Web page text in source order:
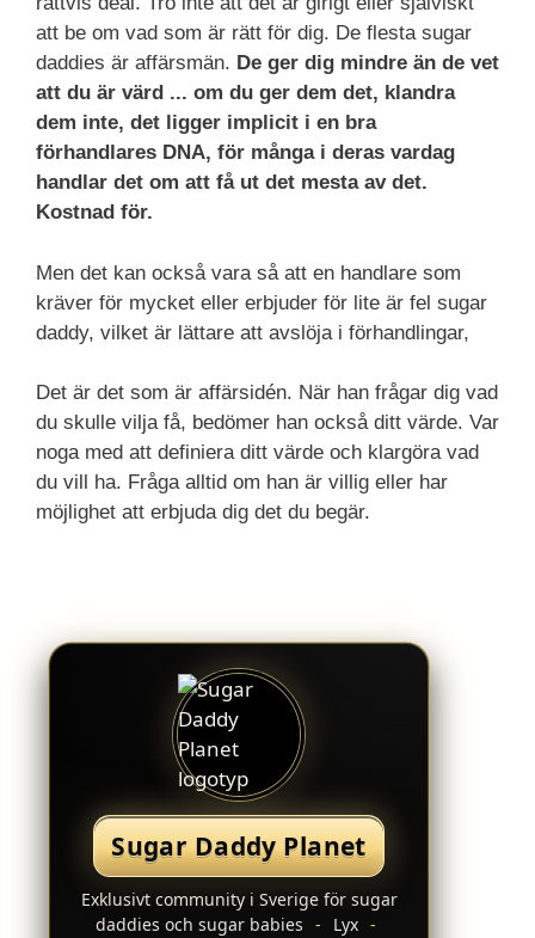
att be om vad som är rätt för dig. De flesta sugar
daddies är affärsmän. De ger dig mindre än de vet
att du är värd ... om du ger dem det, klandra
dem inte, det ligger implicit i en bra
förhandlares DNA, för många i deras vardag
handlar det om att få ut det mesta av det.
Kostnad för.
Men det kan också vara så att en handlare som
kräver för mycket eller erbjuder för lite är fel sugar
daddy, vilket är lättare att avslöja i förhandlingar,
Det är det som är affärsidén. När han frågar dig vad
du skulle vilja få, bedömer han också ditt värde. Var
noga med att definiera ditt värde och klargöra vad
du vill ha. Fråga alltid om han är villig eller har
möjlighet att erbjuda dig det du begär.
Sugar Daddy Planet
Exklusivt community i Sverige för sugar
daddies och sugar babies - Lyx -